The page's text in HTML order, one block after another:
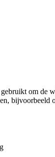
om de
bijvoorbeeld